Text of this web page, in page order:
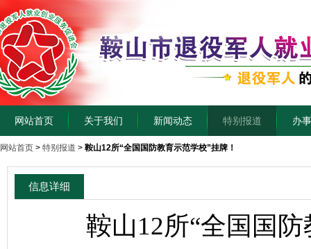
网站首页 关于我们 新闻动态 特别报道 办
网站首页 > 特别报道 > 鞍山12所“全国国防教育示范学校”挂牌！
信息详细
鞍山12所“全国国